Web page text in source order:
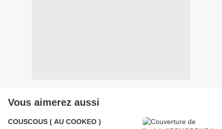
Vous aimerez aussi
COUSCOUS ( AU COOKEO )